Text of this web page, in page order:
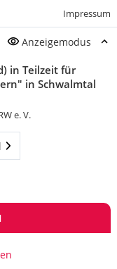
Impressum
Anzeigemodus
in Teilzeit für
in Schwalmtal
e. V.